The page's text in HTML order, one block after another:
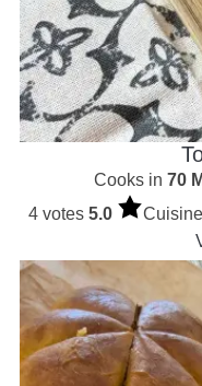
Cooks in 70
4 votes 5.0